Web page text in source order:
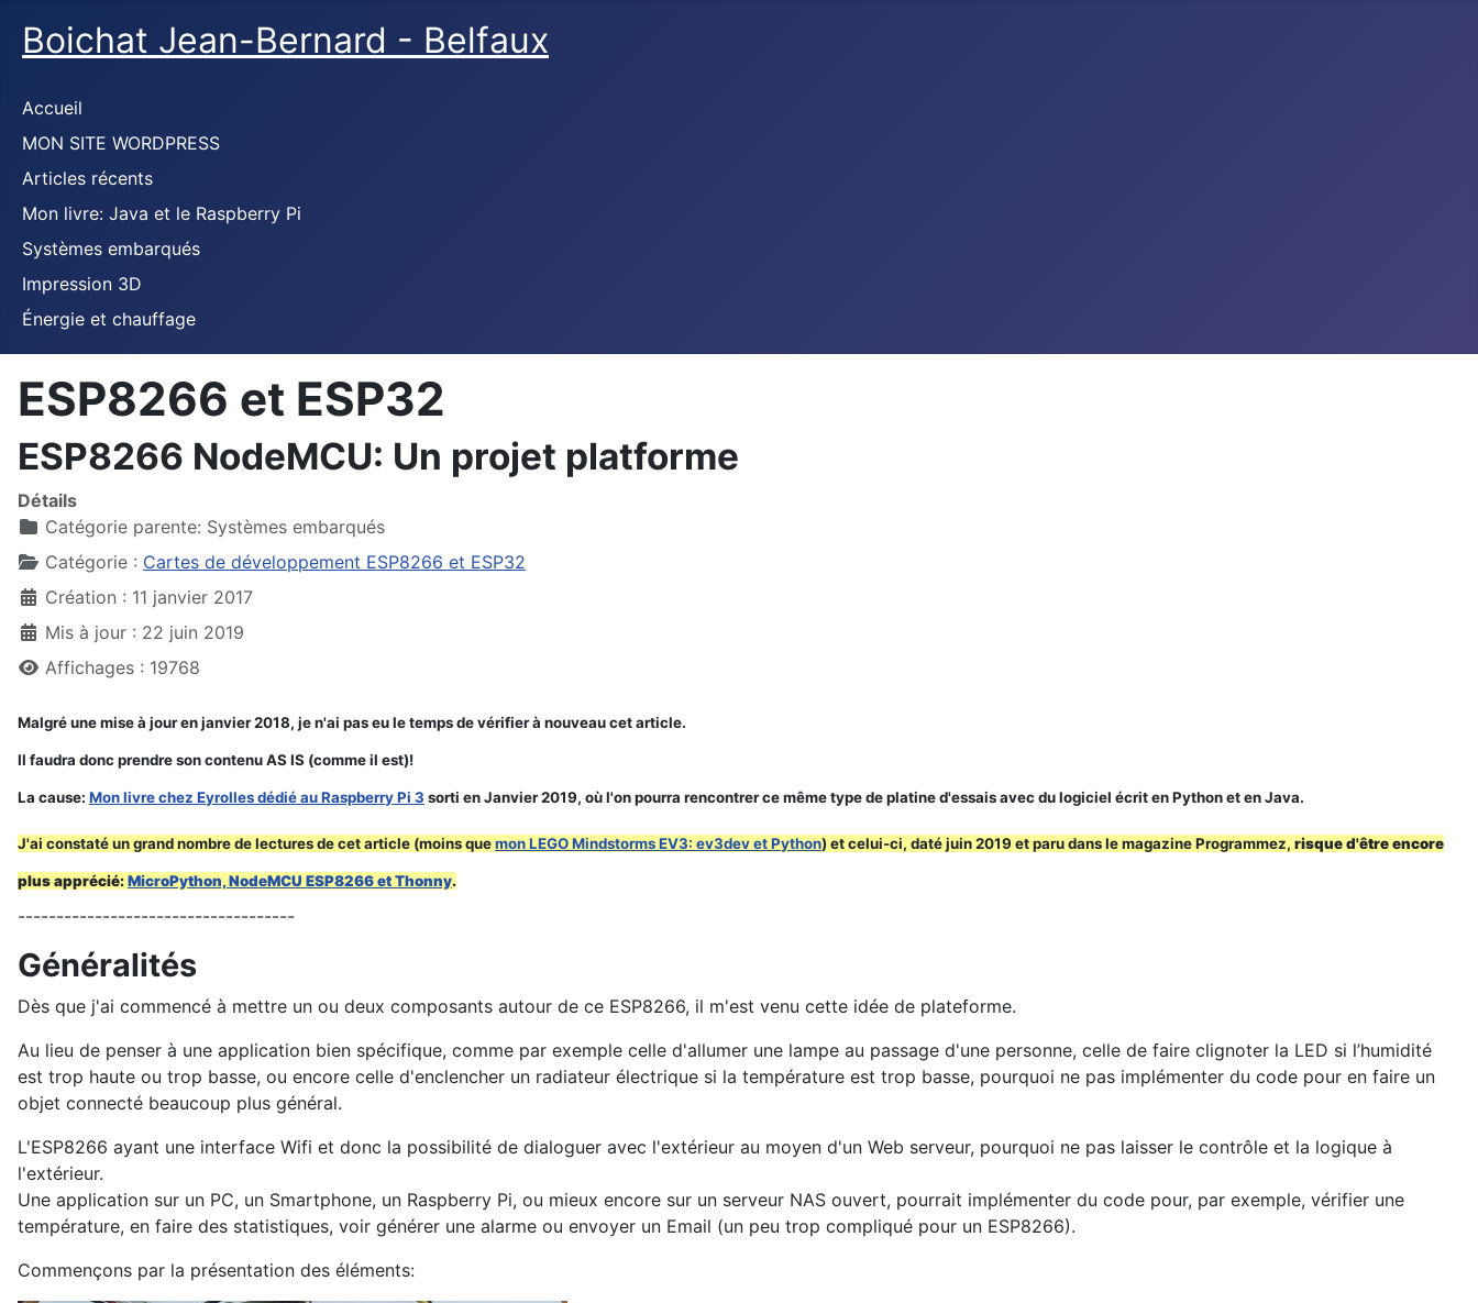
Boichat Jean-Bernard - Belfaux
Accueil
MON SITE WORDPRESS
Articles récents
Mon livre: Java et le Raspberry Pi
Systèmes embarqués
Impression 3D
Énergie et chauffage
ESP8266 et ESP32
ESP8266 NodeMCU: Un projet platforme
Détails
Catégorie parente: Systèmes embarqués
Catégorie : Cartes de développement ESP8266 et ESP32
Création : 11 janvier 2017
Mis à jour : 22 juin 2019
Affichages : 19768
Malgré une mise à jour en janvier 2018, je n'ai pas eu le temps de vérifier à nouveau cet article.
Il faudra donc prendre son contenu AS IS (comme il est)!
La cause: Mon livre chez Eyrolles dédié au Raspberry Pi 3 sorti en Janvier 2019, où l'on pourra rencontrer ce même type de platine d'essais avec du logiciel écrit en Python et en Java.
J'ai constaté un grand nombre de lectures de cet article (moins quemon LEGO Mindstorms EV3: ev3dev et Python) et celui-ci, daté juin 2019 et paru dans le magazine Programmez, risque d'être encore
plus apprécié:MicroPython, NodeMCU ESP8266 et Thonny.
------------------------------------
Généralités
Dès que j'ai commencé à mettre un ou deux composants autour de ce ESP8266, il m'est venu cette idée de plateforme.
Au lieu de penser à une application bien spécifique, comme par exemple celle d'allumer une lampe au passage d'une personne, celle de faire clignoter la LED si l’humidité
est trop haute ou trop basse, ou encore celle d'enclencher un radiateur électrique si la température est trop basse, pourquoi ne pas implémenter du code pour en faire un
objet connecté beaucoup plus général.
L'ESP8266 ayant une interface Wifi et donc la possibilité de dialoguer avec l'extérieur au moyen d'un Web serveur, pourquoi ne pas laisser le contrôle et la logique à
l'extérieur.
Une application sur un PC, un Smartphone, un Raspberry Pi, ou mieux encore sur un serveur NAS ouvert, pourrait implémenter du code pour, par exemple, vérifier une
température, en faire des statistiques, voir générer une alarme ou envoyer un Email (un peu trop compliqué pour un ESP8266).
Commençons par la présentation des éléments: